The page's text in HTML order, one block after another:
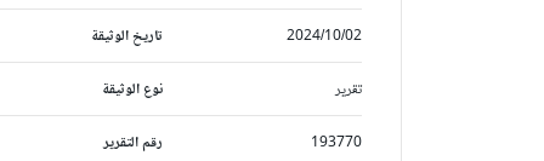
تاريخ الوثيقة
2024/10/02
نوع الوثيقة تقرير
رقم التقرير 193770